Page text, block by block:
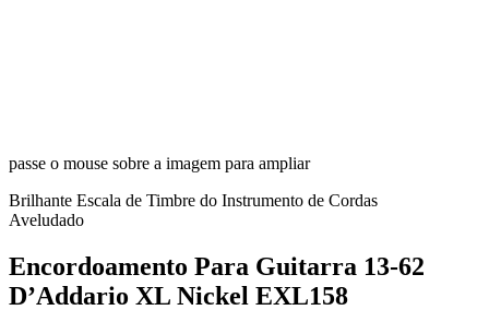
passe o mouse sobre a imagem para ampliar
Brilhante Escala de Timbre do Instrumento de Cordas
Aveludado
Encordoamento Para Guitarra 13-62
D’Addario XL Nickel EXL158